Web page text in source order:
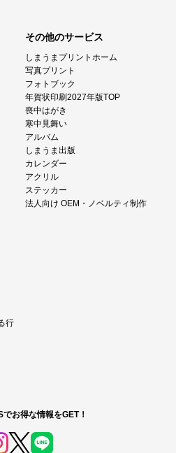
その他のサービス
しまうまプリントホーム
写真プリント
フォトブック
年賀状印刷2027年版TOP
喪中はがき
寒中見舞い
アルバム
しまうま出版
カレンダー
アクリル
ステッカー
法人向け OEM・ノベルティ制作
行
でお得な情報をGET！